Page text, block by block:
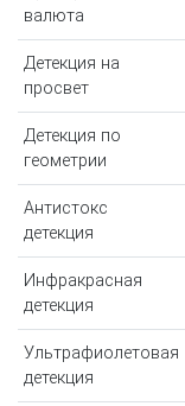
валюта
Детекция на
просвет
Детекция по
геометрии
Антистокс
детекция
Инфракрасная
детекция
Ультрафиолетовая
детекция